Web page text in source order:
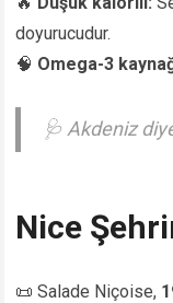
doyurucudur.
🧠 Omega-3
🩺 Akdeniz
Nice
📜 Salade Niçoise,